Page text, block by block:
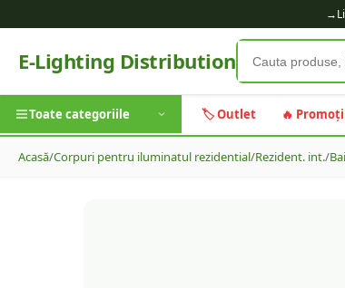
→
E-Lighting Distribution
Toate categoriile 🏷️ Outlet 🔥
Acasă/Corpuri pentru iluminatul rezidential/Rezident. int./